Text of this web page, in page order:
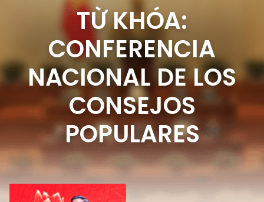
Últimas noticias
Enfoque
Opinión
MULTIMEDIA
NOTICIAS PARA LA PRENSA
REDES SOCIALESTỪ KHÓA:
CONFERENCIA
NACIONAL DE LOS
CONSEJOS
POPULARES